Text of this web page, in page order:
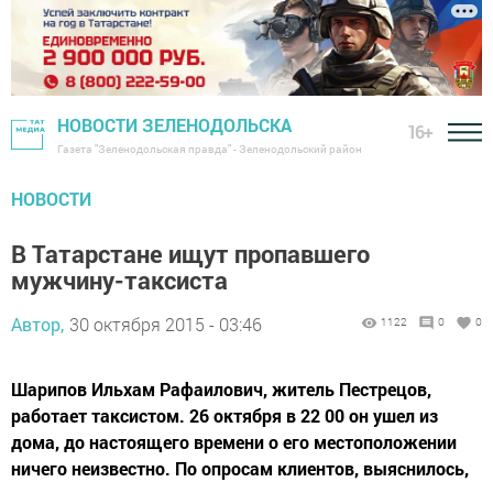
НОВОСТИ ЗЕЛЕНОДОЛЬСКА
Газета "Зеленодольская правда" - Зеленодольский район
16+
НОВОСТИ
В Татарстане ищут пропавшего
мужчину-таксиста
Автор, 30 октября 2015 - 03:46 1122 0 0
Шарипов Ильхам Рафаилович, житель Пестрецов,
работает таксистом. 26 октября в 22 00 он ушел из
дома, до настоящего времени о его местоположении
ничего неизвестно. По опросам клиентов, выяснилось,